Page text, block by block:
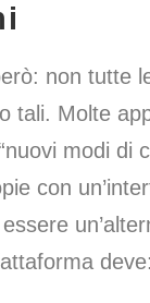
non tutte
tali. Molte
modi di
con
deve: